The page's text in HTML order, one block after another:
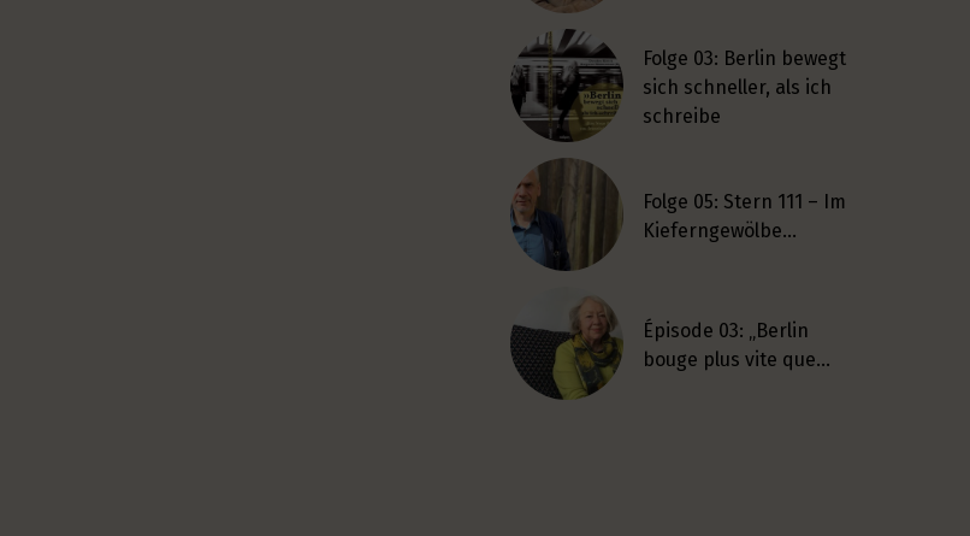
Folge 03: Berlin bewegt
sich schneller, als ich
schreibe
Folge 05: Stern 111 – Im
Kieferngewölbe…
Épisode 03: „Berlin
bouge plus vite que…